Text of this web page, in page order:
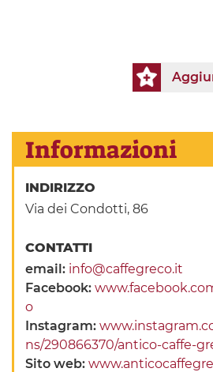
Informazioni
INDIRIZZO
Via dei Condotti, 86
CONTATTI
email: info@caffegreco.it
Facebook:
o
Instagram:
ns/290866370/antico-caffe-
Sito web: